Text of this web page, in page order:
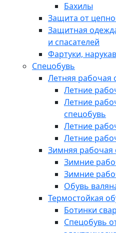
Бахилы
Защита от
Защитная
и спасателей
Фартуки,
Спецобувь
Летняя рабочая
Летние
Летние
спецобувь
Летние
Летние
Зимняя рабочая
Зимние
Зимние
Обувь
Термостойкая
Ботинки
Спецобувь